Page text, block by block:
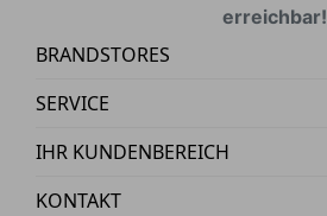
erreichbar!
BRANDSTORES
SERVICE
IHR KUNDENBEREICH
KONTAKT